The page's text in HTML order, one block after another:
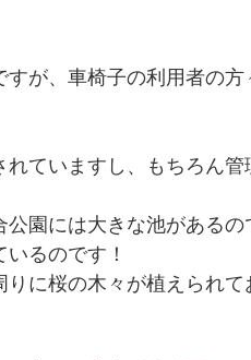
すが、車椅子の利用者の
れていますし、もちろん
公園には大きな池がある
るのです！
りに桜の木々が植えられ